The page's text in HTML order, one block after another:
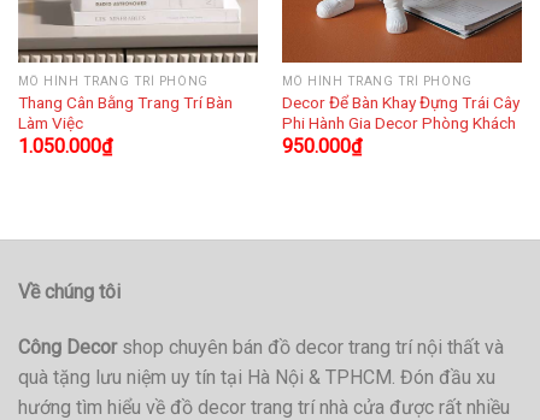
MÔ HÌNH TRANG TRÍ PHÒNG
Thang Cân Bằng Trang Trí Bàn
Làm Việc
1.050.000₫
MÔ HÌNH TRANG TRÍ PHÒNG
Decor Để Bàn Khay Đựng Trái Cây
Phi Hành Gia Decor Phòng Khách
950.000₫
Về chúng tôi
Công Decorshop chuyên bán đồ decor trang trí nội thất và
quà tặng lưu niệm uy tín tại Hà Nội & TPHCM. Đón đầu xu
hướng tìm hiểu về đồ decor trang trí nhà cửa được rất nhiều